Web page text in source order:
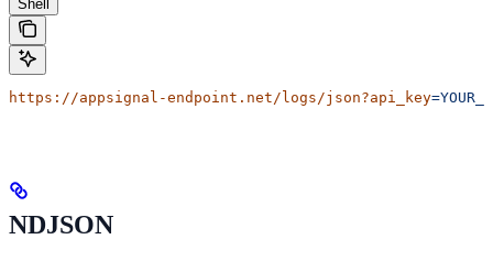
Shell
https://appsignal-endpoint.net/logs/json?api_key
NDJSON